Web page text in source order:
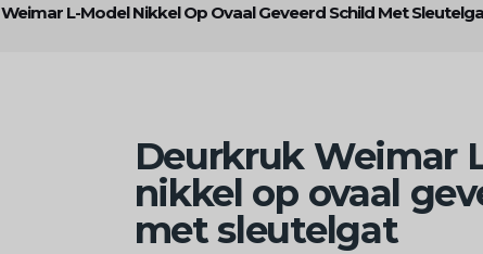
L-Model Nikkel Op Ovaal Geveerd Schild Met
Deurkruk Weimar
nikkel op ovaal
met sleutelgat